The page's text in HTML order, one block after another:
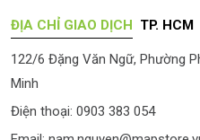
ĐỊA CHỈ GIAO DỊCH TP. HCM
122/6 Đặng Văn Ngữ, Phường
Minh
Điện thoại: 0903 383 054